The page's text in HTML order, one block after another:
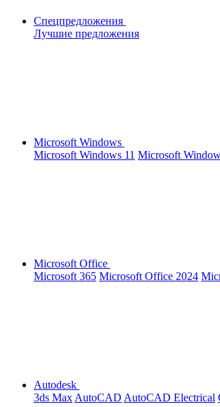
Спецпредложения
Лучшие предложения
Microsoft Windows
Microsoft Windows 11 Microsoft
Microsoft Office
Microsoft 365 Microsoft Office 2024
Autodesk
3ds Max AutoCAD AutoCAD Electrical